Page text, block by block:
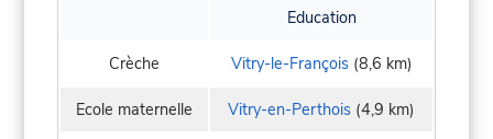
Education
Crèche Vitry-le-François(8,6 km)
Ecole maternelle Vitry-en-Perthois (4,9 km)